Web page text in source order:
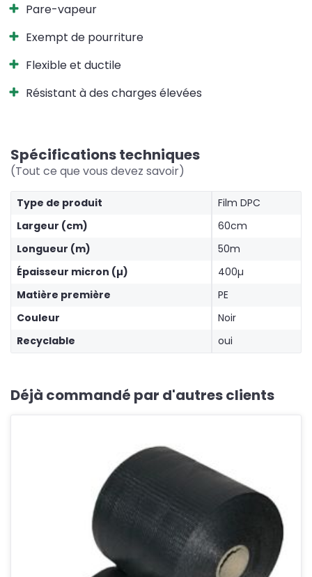
Pare-vapeur
Exempt de pourriture
Flexible et ductile
Résistant à des charges élevées
Spécifications techniques
(Tout ce que vous devez savoir)
Type de produit
Film DPC
Largeur (cm)
60cm
Longueur (m)
50m
Épaisseur micron (µ)
400µ
Matière première
PE
Couleur
Noir
Recyclable
oui
Déjà commandé par d'autres clients